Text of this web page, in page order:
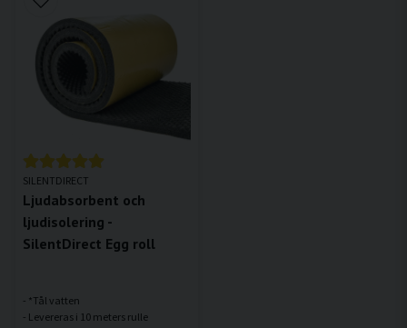
SILENTDIRECT
Ljudabsorbent och
ljudisolering -
SilentDirect Egg roll
- *Tål vatten
- Levereras i 10 meters rulle